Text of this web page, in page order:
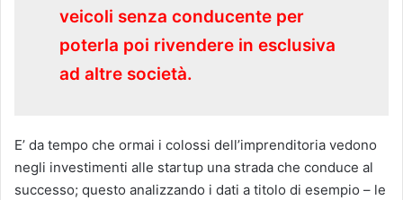
veicoli senza conducente per
poterla poi rivendere in esclusiva
ad altre società.
E’ da tempo che ormai i colossi dell’imprenditoria vedono
negli investimenti alle startup una strada che conduce al
successo; questo analizzando i dati a titolo di esempio – le